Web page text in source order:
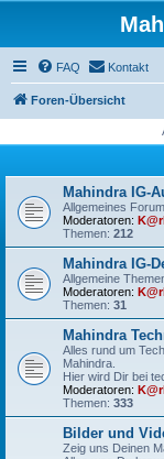
FAQ Kontakt
Foren-Übersicht
Mahindra IG-
Allgemeines
Moderatoren:
Themen: 212
Mahindra IG-
Allgemeine
Moderatoren:
Themen: 31
Mahindra
Alles rund um
Mahindra.
Hier wird Dir bei
Moderatoren:
Themen: 333
Bilder und
Zeig uns Deinen